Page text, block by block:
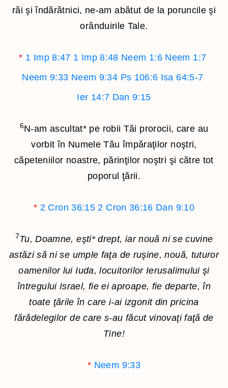
răi şi îndărătnici, ne-am abătut de la poruncile şi
orânduirile Tale.
* 1 Imp 8:47 1 Imp 8:48 Neem 1:6 Neem 1:7
Neem 9:33 Neem 9:34 Ps 106:6 Isa 64:5-7
Ier 14:7 Dan 9:15
6N-am ascultat* pe robii Tăi prorocii, care au
vorbit în Numele Tău împăraţilor noştri,
căpeteniilor noastre, părinţilor noştri şi către tot
poporul ţării.
* 2 Cron 36:15 2 Cron 36:16 Dan 9:10
7Tu, Doamne, eşti*drept, iar nouă ni se cuvine
astăzi să ni se umple faţa de ruşine, nouă, tuturor
oamenilor lui Iuda, locuitorilor Ierusalimului şi
întregului Israel, fie ei aproape, fie departe, în
toate ţările în care i-ai izgonit din pricina
fărădelegilor de care s-au făcut vinovaţi faţă de
Tine!
* Neem 9:33